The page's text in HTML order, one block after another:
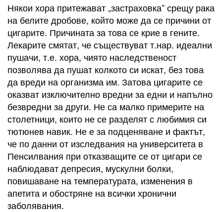
Някои хора притежават „застраховка” срещу рака
на белите дробове, който може да се причини от
цигарите. Причината за това се крие в гените.
Лекарите смятат, че съществуват т.нар. идеални
пушачи, т.е. хора, чиято наследственост
позволява да пушат колкото си искат, без това
да вреди на организма им. Затова цигарите се
оказват изключително вредни за едни и напълно
безвредни за други. Не са малко примерите на
столетници, които не се разделят с любимия си
тютюнев навик. Не е за подценяване и фактът,
че по данни от изследвания на университета в
Пенсилвания при отказващите се от цигари се
наблюдават депресия, мускулни болки,
повишаване на температурата, изменения в
апетита и обостряне на всички хронични
заболявания.